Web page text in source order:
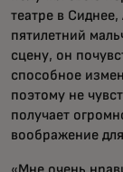
театре в Сиднее,
пятилетний
сцену, он
способное
поэтому не
получает
воображение